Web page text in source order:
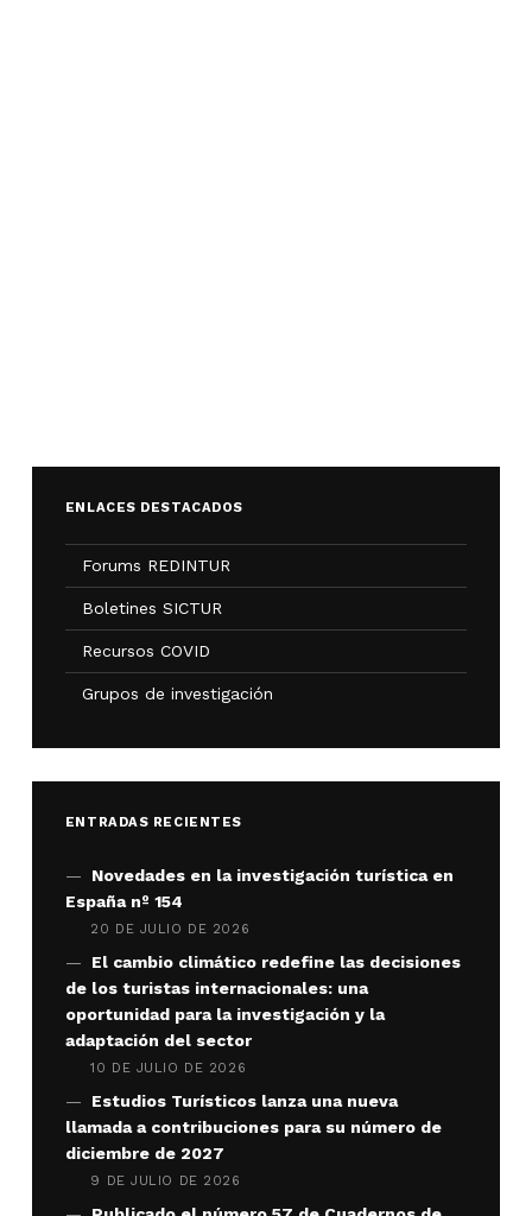
ENLACES DESTACADOS
Forums REDINTUR
Boletines SICTUR
Recursos COVID
Grupos de investigación
ENTRADAS RECIENTES
Novedades en la investigación turística en
España nº 154
20 DE JULIO DE 2026
El cambio climático redefine las decisiones
de los turistas internacionales: una
oportunidad para la investigación y la
adaptación del sector
10 DE JULIO DE 2026
Estudios Turísticos lanza una nueva
llamada a contribuciones para su número de
diciembre de 2027
9 DE JULIO DE 2026